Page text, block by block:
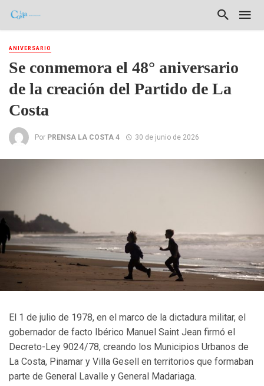
ANIVERSARIO
Se conmemora el 48° aniversario
de la creación del Partido de La
Costa
Por PRENSA LA COSTA 4 30 de junio de 2026
El 1 de julio de 1978, en el marco de la dictadura militar, el
gobernador de facto Ibérico Manuel Saint Jean firmó el
Decreto-Ley 9024/78, creando los Municipios Urbanos de
La Costa, Pinamar y Villa Gesell en territorios que formaban
parte de General Lavalle y General Madariaga.